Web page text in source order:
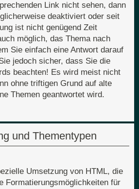
Link nicht sehen, dann
deaktiviert oder seit
ist nicht genügend Zeit
möglich, das Thema nach
Sie einfach eine Antwort darauf
jedoch sicher, dass Sie die
beachten! Es wird meist nicht
ohne triftigen Grund auf alte
Themen geantwortet wird.
und Thementypen
Umsetzung von HTML, die
Formatierungsmöglichkeiten für